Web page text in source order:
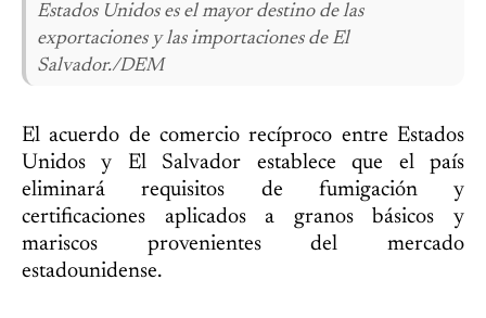
Estados Unidos es el mayor destino de las
exportaciones y las importaciones de El
Salvador./DEM
El acuerdo de comercio recíproco entre Estados
Unidos y El Salvador establece que el país
eliminará requisitos de fumigación y
certificaciones aplicados a granos básicos y
mariscos provenientes del mercado
estadounidense.